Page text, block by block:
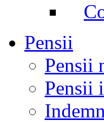
Pensii
Pensii
Pensii